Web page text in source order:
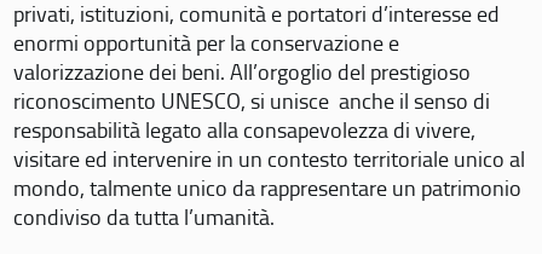
privati, istituzioni, comunità e portatori d’interesse ed
enormi opportunità per la conservazione e
valorizzazione dei beni. All’orgoglio del prestigioso
riconoscimento UNESCO, si unisce anche il senso di
responsabilità legato alla consapevolezza di vivere,
visitare ed intervenire in un contesto territoriale unico al
mondo, talmente unico da rappresentare un patrimonio
condiviso da tutta l’umanità.